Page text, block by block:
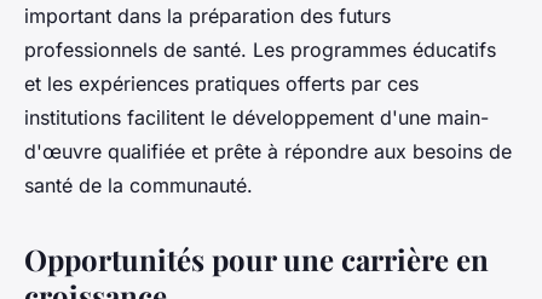
important dans la préparation des futurs
professionnels de santé. Les programmes éducatifs
et les expériences pratiques offerts par ces
institutions facilitent le développement d'une main-
d'œuvre qualifiée et prête à répondre aux besoins de
santé de la communauté.
Opportunités pour une carrière en